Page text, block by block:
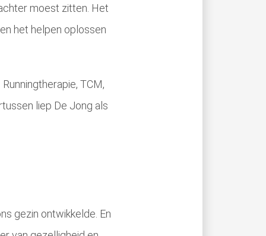
moest zitten. Het
het helpen oplossen
TCM,
liep De Jong als
gezin ontwikkelde. En